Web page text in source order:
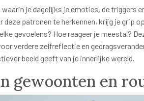
je dagelijks je emoties, de triggers
patronen te herkennen, krijg je grip
gevoelens? Hoe reageer je meestal?
verdere zelfreflectie en
beeld geeft van je innerlijke wereld.
gewoonten en